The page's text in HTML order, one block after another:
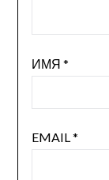
ИМЯ *
EMAIL *